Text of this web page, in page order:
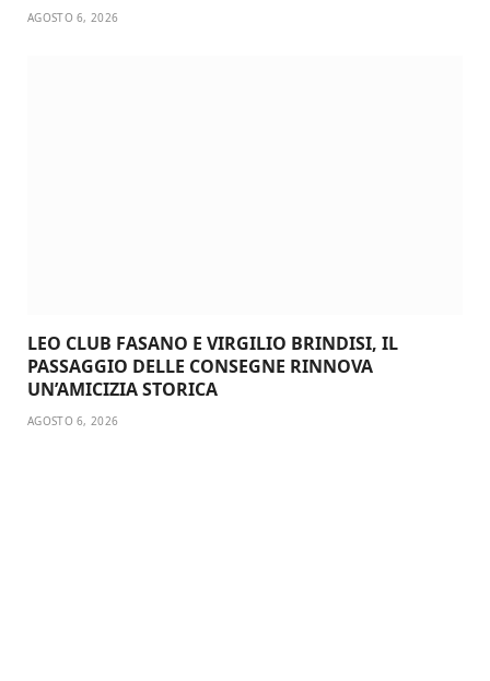
AGOSTO 6, 2026
LEO CLUB FASANO E VIRGILIO BRINDISI, IL
PASSAGGIO DELLE CONSEGNE RINNOVA
UN’AMICIZIA STORICA
AGOSTO 6, 2026